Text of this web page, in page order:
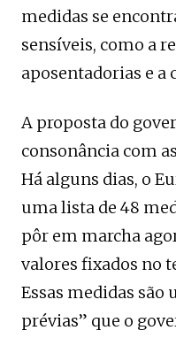
medidas se
sensíveis, como a
aposentadorias e a
A proposta do
consonância com
Há alguns dias, o
uma lista de 48
pôr em marcha
valores fixados no
Essas medidas são
prévias” que o